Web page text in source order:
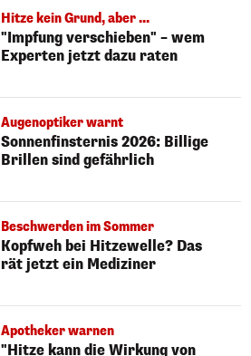
Hitze kein Grund, aber ...
"Impfung verschieben" – wem
Experten jetzt dazu raten
Augenoptiker warnt
Sonnenfinsternis 2026: Billige
Brillen sind gefährlich
Beschwerden im Sommer
Kopfweh bei Hitzewelle? Das
rät jetzt ein Mediziner
Apotheker warnen
"Hitze kann die Wirkung von